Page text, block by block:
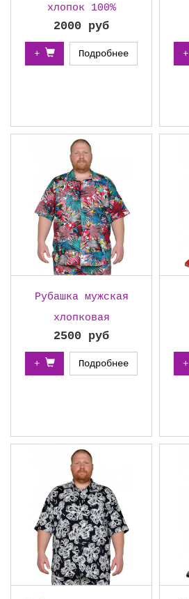
хлопок 100%
2000 руб
+ Подробнее +
Рубашка мужская
хлопковая
2500 руб
+ Подробнее +